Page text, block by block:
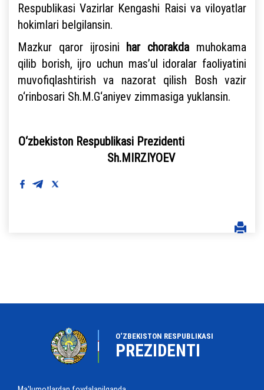
Respublikasi Vazirlar Kengashi Raisi va viloyatlar
hokimlari belgilansin.
Mazkur qaror ijrosini har chorakdamuhokama
qilib borish, ijro uchun mas’ul idoralar faoliyatini
muvofiqlashtirish va nazorat qilish Bosh vazir
o‘rinbosari Sh.M.G‘aniyev zimmasiga yuklansin.
O‘zbekiston Respublikasi Prezidenti
Sh.MIRZIYOEV
O‘ZBEKISTON RESPUBLIKASI
PREZIDENTI